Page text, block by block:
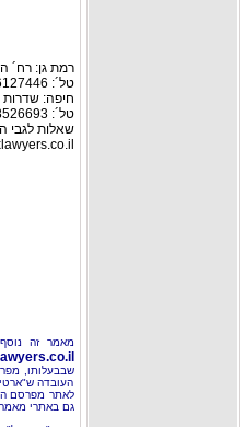
רמת גן: רח´ החילזון 12,
טל´: 03-6127446, פקס: 03-6127449
חיפה: שדרות
טל´: 04-8526693 פקס: 04-8555976
שאלות לגבי
מאמר זה
שבבעלותו,
העובדה
לאתר מפרסם
גם באתרי